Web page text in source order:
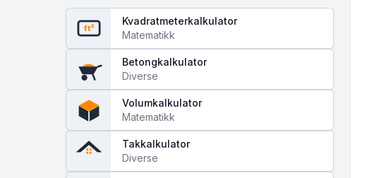
ft²
Kvadratmeterkalkulator
Matematikk
Betongkalkulator
Diverse
Volumkalkulator
Matematikk
Takkalkulator
Diverse